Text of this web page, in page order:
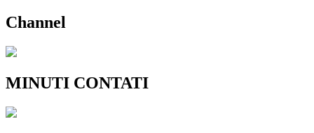
Channel
MINUTI CONTATI